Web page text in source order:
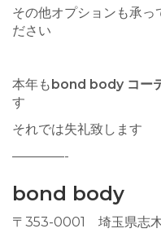
その他オプションも承っ
ださい
本年もbond body コー
す
それでは失礼致します
————-
bond body
〒353-0001 埼玉県志